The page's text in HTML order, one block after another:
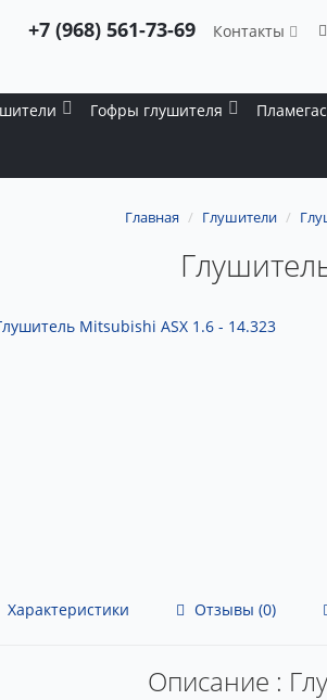
+7 (968) 561-73-69 Контакты
Гофры глушителя
Главная Глушители
Характеристики Отзывы (0)
Описание :